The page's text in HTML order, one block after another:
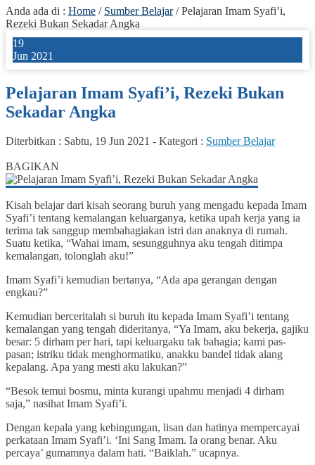
Anda ada di : Home / Sumber Belajar/Pelajaran Imam Syafi’i,
Rezeki Bukan Sekadar Angka
19
Jun 2021
Pelajaran Imam Syafi’i, Rezeki Bukan
Sekadar Angka
Diterbitkan : Sabtu, 19 Jun 2021 - Kategori : Sumber Belajar
BAGIKAN
Kisah belajar dari kisah seorang buruh yang mengadu kepada Imam
Syafi’i tentang kemalangan keluarganya, ketika upah kerja yang ia
terima tak sanggup membahagiakan istri dan anaknya di rumah.
Suatu ketika, “Wahai imam, sesungguhnya aku tengah ditimpa
kemalangan, tolonglah aku!”
Imam Syafi’i kemudian bertanya, “Ada apa gerangan dengan
engkau?”
Kemudian berceritalah si buruh itu kepada Imam Syafi’i tentang
kemalangan yang tengah dideritanya, “Ya Imam, aku bekerja, gajiku
besar: 5 dirham per hari, tapi keluargaku tak bahagia; kami pas-
pasan; istriku tidak menghormatiku, anakku bandel tidak alang
kepalang. Apa yang mesti aku lakukan?”
“Besok temui bosmu, minta kurangi upahmu menjadi 4 dirham
saja,” nasihat Imam Syafi’i.
Dengan kepala yang kebingungan, lisan dan hatinya mempercayai
perkataan Imam Syafi’i. ‘Ini Sang Imam. Ia orang benar. Aku
percaya’ gumamnya dalam hati. “Baiklah.” ucapnya.